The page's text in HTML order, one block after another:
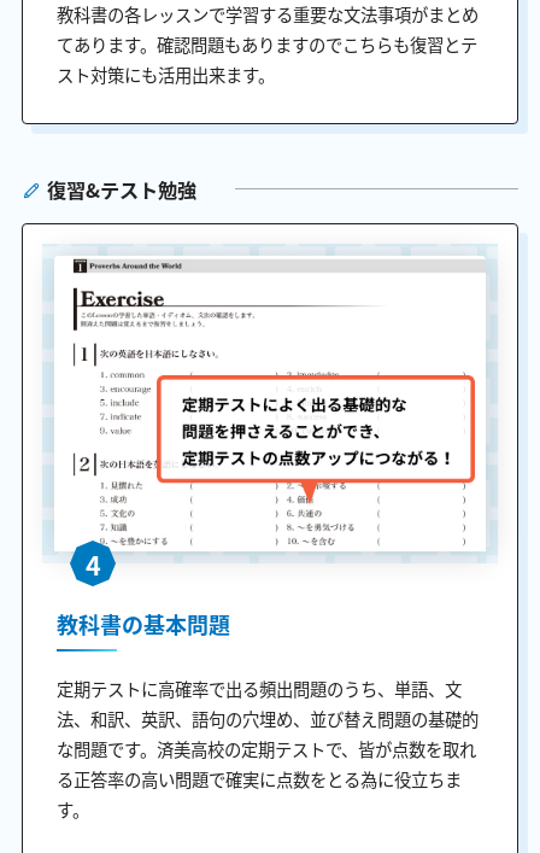
教科書の各レッスンで学習する重要な文法事項がまとめ
てあります。確認問題もありますのでこちらも復習とテ
スト対策にも活用出来ます。
復習&テスト勉強
4
教科書の基本問題
定期テストに高確率で出る頻出問題のうち、単語、文
法、和訳、英訳、語句の穴埋め、並び替え問題の基礎的
な問題です。済美高校の定期テストで、皆が点数を取れ
る正答率の高い問題で確実に点数をとる為に役立ちま
す。